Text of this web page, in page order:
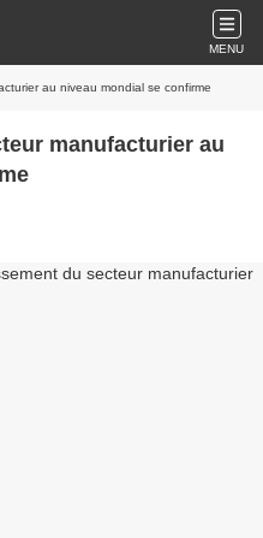
MENU
au niveau mondial se confirme
manufacturier au